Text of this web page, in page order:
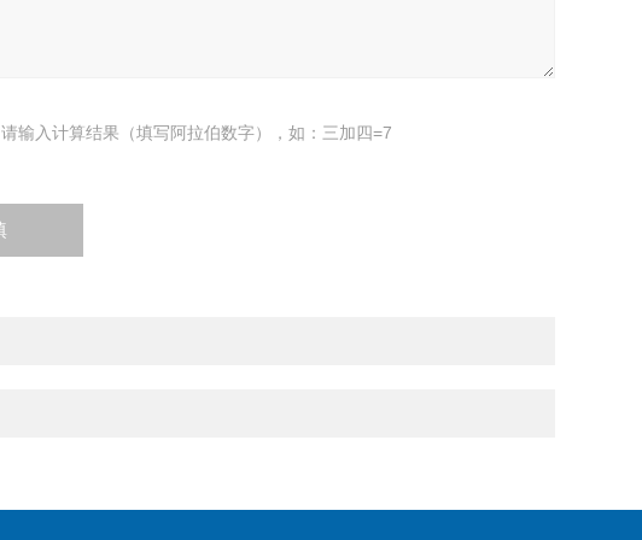
请输入计算结果（填写阿拉伯数字），如：三加四=7